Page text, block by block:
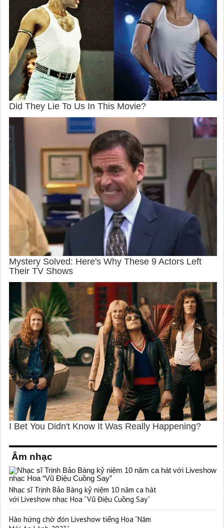
Âm nhạc
Nhạc sĩ Trịnh Bảo Bàng kỷ niệm 10 năm ca hát
với Liveshow nhạc Hoa “Vũ Điệu Cuồng Say”
Hào hứng chờ đón Liveshow tiếng Hoa “Năm